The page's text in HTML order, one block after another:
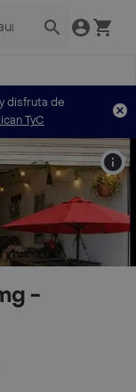
y disfruta de
TyC
-